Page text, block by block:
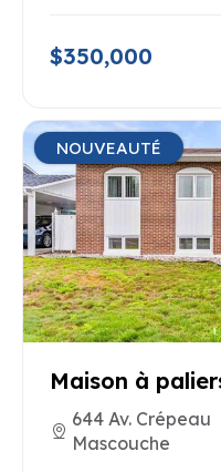
$350,000
NOUVEAUTÉ
Maison à
644 Av. Crépeau
Mascouche